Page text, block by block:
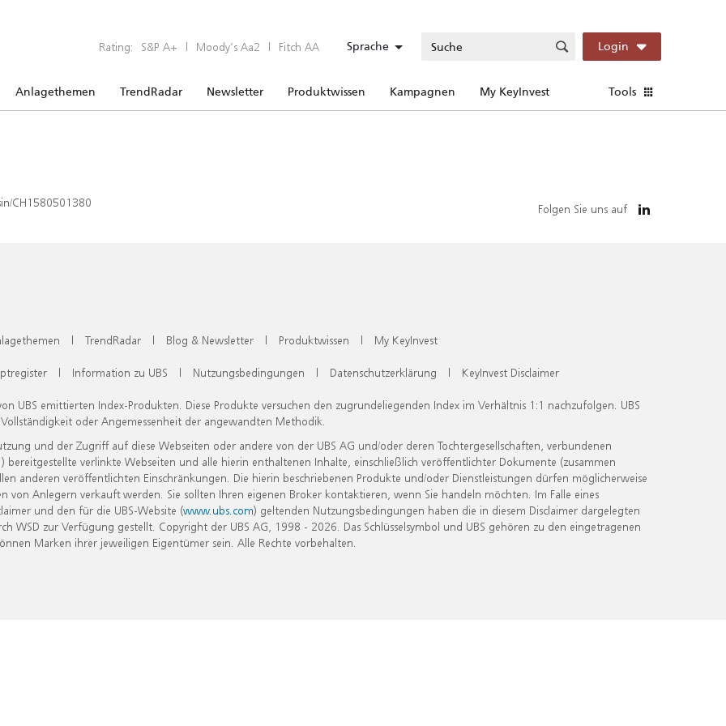
Rating: S&P A+ | Moody’s Aa2 | Fitch AA Sprache Login
Anlagethemen TrendRadar Newsletter Produktwissen Kampagnen My KeyInvest Tools
CH1580501380 Folgen Sie uns auf
| TrendRadar | Blog & Newsletter | Produktwissen | My KeyInvest
| Information zu UBS | Nutzungsbedingungen | Datenschutzerklärung | KeyInvest Disclaimer
UBS emittierten Index-Produkten. Diese Produkte versuchen den zugrundeliegenden Index im Verhältnis 1:1 nachzufolgen. UBS
oder Angemessenheit der angewandten Methodik.
und der Zugriff auf diese Webseiten oder andere von der UBS AG und/oder deren Tochtergesellschaften, verbundenen
verlinkte Webseiten und alle hierin enthaltenen Inhalte, einschließlich veröffentlichter Dokumente (zusammen
anderen veröffentlichten Einschränkungen. Die hierin beschriebenen Produkte und/oder Dienstleistungen dürfen möglicherweise
Anlegern verkauft werden. Sie sollten Ihren eigenen Broker kontaktieren, wenn Sie handeln möchten. Im Falle eines
und den für die UBS-Website (www.ubs.com) geltenden Nutzungsbedingungen haben die in diesem Disclaimer dargelegten
zur Verfügung gestellt. Copyright der UBS AG, 1998 - 2026. Das Schlüsselsymbol und UBS gehören zu den eingetragenen
Marken ihrer jeweiligen Eigentümer sein. Alle Rechte vorbehalten.